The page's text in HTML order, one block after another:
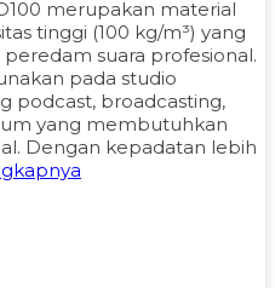
merupakan material
tinggi (100 kg/m³) yang
suara profesional.
pada studio
podcast, broadcasting,
yang membutuhkan
Dengan kepadatan lebih